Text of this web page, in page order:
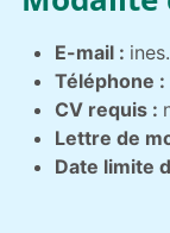
E-mail :
Téléphone :
CV requis :
Lettre de
Date limite